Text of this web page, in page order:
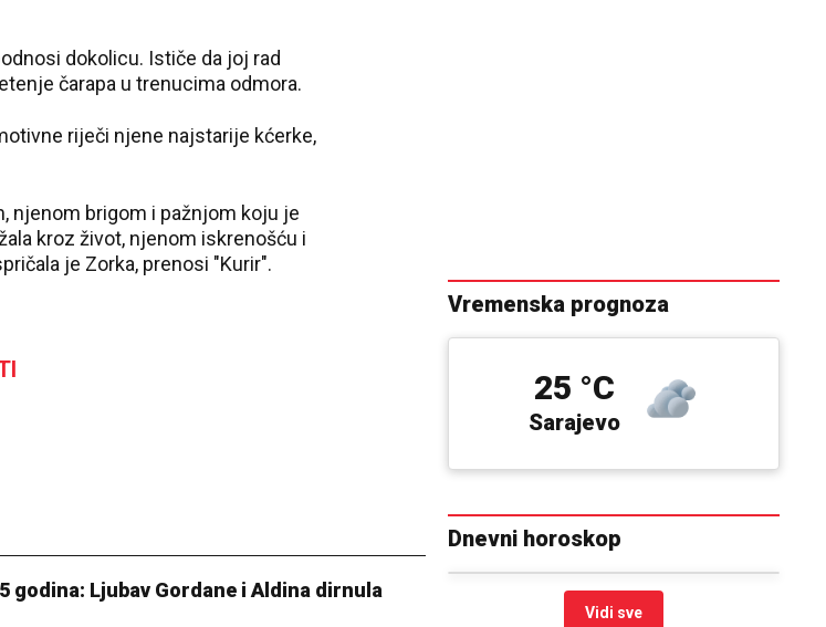
dokolicu. Ističe da joj rad
čarapa u trenucima odmora.
riječi njene najstarije kćerke,
njenom brigom i pažnjom koju je
kroz život, njenom iskrenošću i
je Zorka, prenosi "Kurir".
godina: Ljubav Gordane i Aldina dirnula
Vremenska prognoza
Sarajevo
25 °C
Dnevni horoskop
Vidi sve